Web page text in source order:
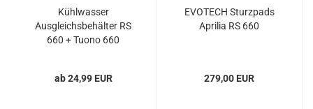
Kühlwasser
Ausgleichsbehälter RS
660 + Tuono 660
ab 24,99 EUR
EVOTECH Sturzpads
Aprilia RS 660
279,00 EUR